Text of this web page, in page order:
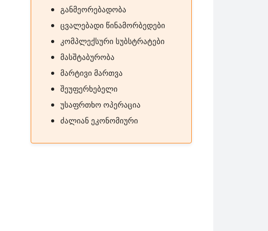
განმეორებადობა
ცვალებადი წინამორბედები
კომპლექსური სუბსტრატები
მასშტაბურობა
მარტივი მართვა
შეუფერხებელი
უსაფრთხო ოპერაცია
ძალიან ეკონომიური